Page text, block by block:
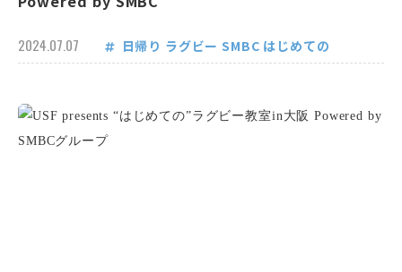
2024.07.07 日帰り ラグビー SMBC はじめての